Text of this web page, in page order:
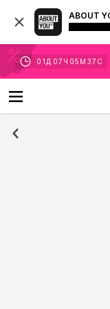
ABOUT
01 Д 07 Ч 05 М 36 С